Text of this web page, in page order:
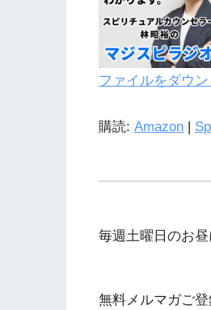
LINK
ファイルをダウン
購読: Amazon |
毎週土曜日のお
無料メルマガご